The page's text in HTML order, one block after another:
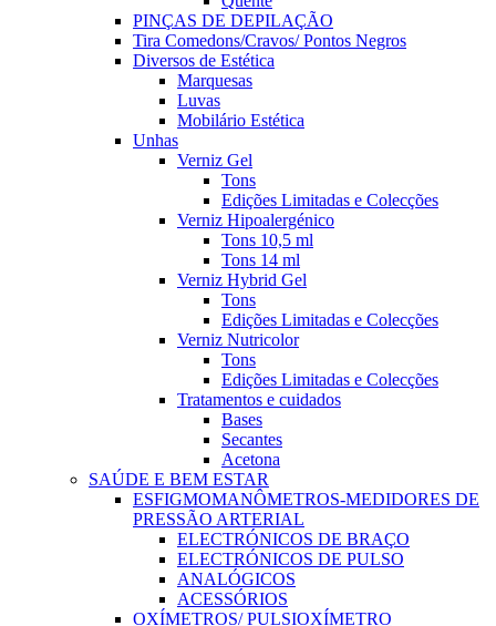
PINÇAS DE DEPILAÇÃO
Tira Comedons/Cravos/ Pontos Negros
Diversos de Estética
Marquesas
Luvas
Mobilário Estética
Unhas
Verniz Gel
Tons
Edições Limitadas e Colecções
Verniz Hipoalergénico
Tons 10,5 ml
Tons 14 ml
Verniz Hybrid Gel
Tons
Edições Limitadas e Colecções
Verniz Nutricolor
Tons
Edições Limitadas e Colecções
Tratamentos e cuidados
Bases
Secantes
Acetona
SAÚDE E BEM ESTAR
ESFIGMOMANÔMETROS-MEDIDORES DE
PRESSÃO ARTERIAL
ELECTRÓNICOS DE BRAÇO
ELECTRÓNICOS DE PULSO
ANALÓGICOS
ACESSÓRIOS
OXÍMETROS/ PULSIOXÍMETRO